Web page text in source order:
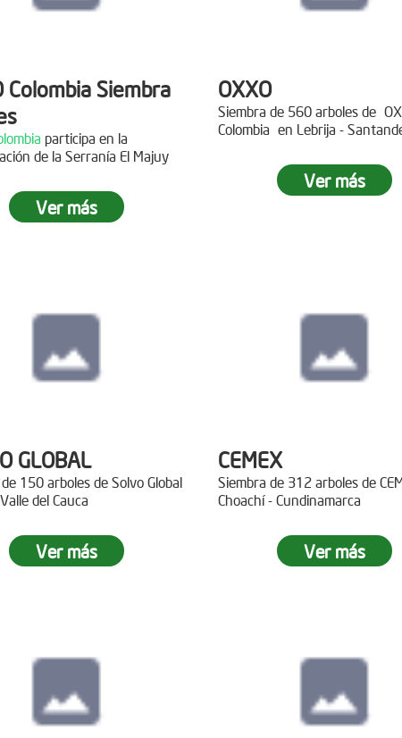
a Copa Airlines por apoyar la
del Páramo Aguas Vivas!
Descripción
DINISSANpor plantar
Colombia Siembra
participa en la
de la Serranía El Majuy
Ver más
OXXO
Siembra de 560 arboles de
Colombia en Lebrija -
Ver más
GLOBAL
150 arboles de Solvo Global
del Cauca
Ver más
CEMEX
Siembra de 312 arboles de
Choachí - Cundinamarca
Ver más